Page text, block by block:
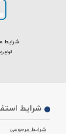
شرایط
شرایط
شرایط مرجوعی